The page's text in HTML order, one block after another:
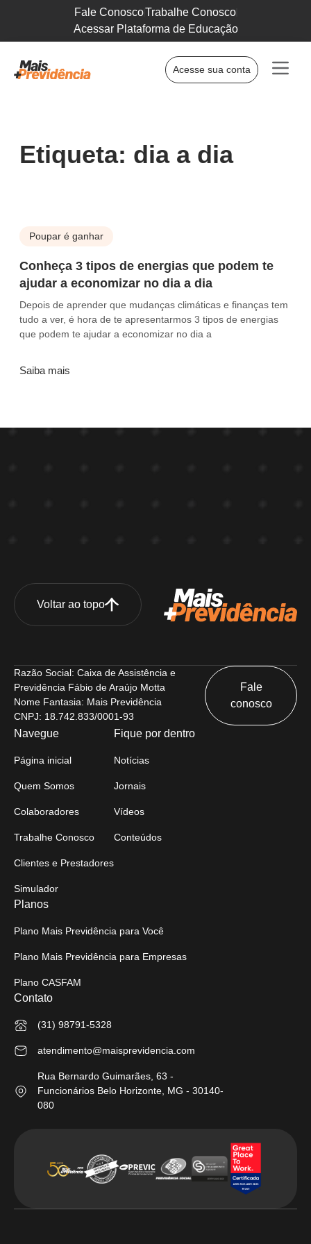
Fale ConoscoTrabalhe Conosco
Acessar Plataforma de Educação
Acesse sua conta
Etiqueta: dia a dia
Poupar é ganhar
Conheça 3 tipos de energias que podem te
ajudar a economizar no dia a dia
Depois de aprender que mudanças climáticas e finanças tem
tudo a ver, é hora de te apresentarmos 3 tipos de energias
que podem te ajudar a economizar no dia a
Saiba mais
Voltar ao topo
Razão Social: Caixa de Assistência e
Previdência Fábio de Araújo Motta
Nome Fantasia: Mais Previdência
CNPJ: 18.742.833/0001-93
Fale
conosco
Navegue
Página inicial
Quem Somos
Colaboradores
Trabalhe Conosco
Clientes e Prestadores
Simulador
Fique por dentro
Notícias
Jornais
Vídeos
Conteúdos
Planos
Plano Mais Previdência para Você
Plano Mais Previdência para Empresas
Plano CASFAM
Contato
(31) 98791-5328
atendimento@maisprevidencia.com
Rua Bernardo Guimarães, 63 -
Funcionários Belo Horizonte, MG - 30140-
080